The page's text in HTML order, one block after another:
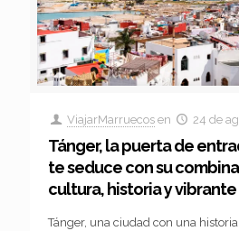
ViajarMarruecos en 24 de
Tánger, la puerta de
te seduce con su
cultura, historia y vibrante
Tánger, una ciudad con una